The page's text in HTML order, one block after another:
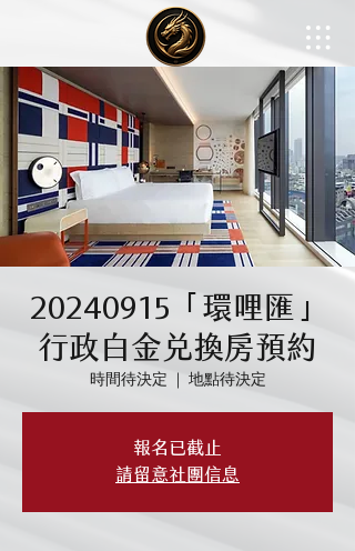
20240915「環哩匯」
行政白金兌換房預約
時間待決定
  |
地點待決定
報名已截止
請留意社團信息